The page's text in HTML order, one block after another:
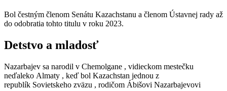
Bol čestným členom Senátu Kazachstanu a členom Ústavnej rady až
do odobratia tohto titulu v roku 2023.
Detstvo a mladosť
Nazarbajev sa narodil v Chemolgane , vidieckom mestečku
neďaleko Almaty , keď bol Kazachstan jednou z
republík Sovietskeho zväzu , rodičom Ábišovi Nazarbajevovi